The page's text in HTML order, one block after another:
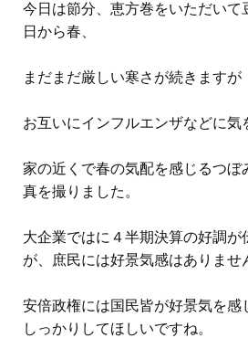
今日は節分、恵方巻をいただいて
日から春、
まだまだ厳しい寒さが続きますが
お互いにインフルエンザなどに気
家の近くで春の気配を感じるつぼ
真を撮りました。
大企業ではに４半期決算の好調が
が、庶民には好景気感はありませ
安倍政権には国民皆が好景気を感
しっかりしてほしいですね。